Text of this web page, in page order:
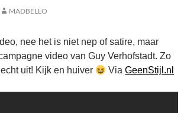
MADBELLO
nee het is niet nep of satire, maar
video van Guy Verhofstadt. Zo
uit! Kijk en huiver
ViaGeenStijl.nl